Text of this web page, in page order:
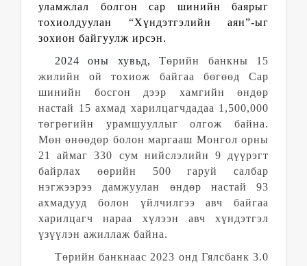
уламжлал болгон сар шинийн баярыг
тохиолдуулан “Хүндэтгэлийн аян”-ыг
зохион байгуулж ирсэн.
2024 оны хувьд, Төрийн банкны 15
жилийн ой тохиож байгаа бөгөөд Сар
шинийн босгон дээр хамгийн өндөр
настай 15 ахмад харилцагчдадаа 1,500,000
төгрөгийн урамшууллыг олгож байна.
Мөн өнөөдөр болон маргааш Монгол орны
21 аймаг 330 сум нийслэлийн 9 дүүрэгт
байрлах өөрийн 500 гаруй салбар
нэгжээрээ дамжуулан өндөр настай 93
ахмадууд болон үйлчилгээ авч байгаа
харилцагч нараа хүлээн авч хүндэтгэл
үзүүлэн ажиллаж байна.
Төрийн банкнаас 2023 онд Гялсбанк 3.0